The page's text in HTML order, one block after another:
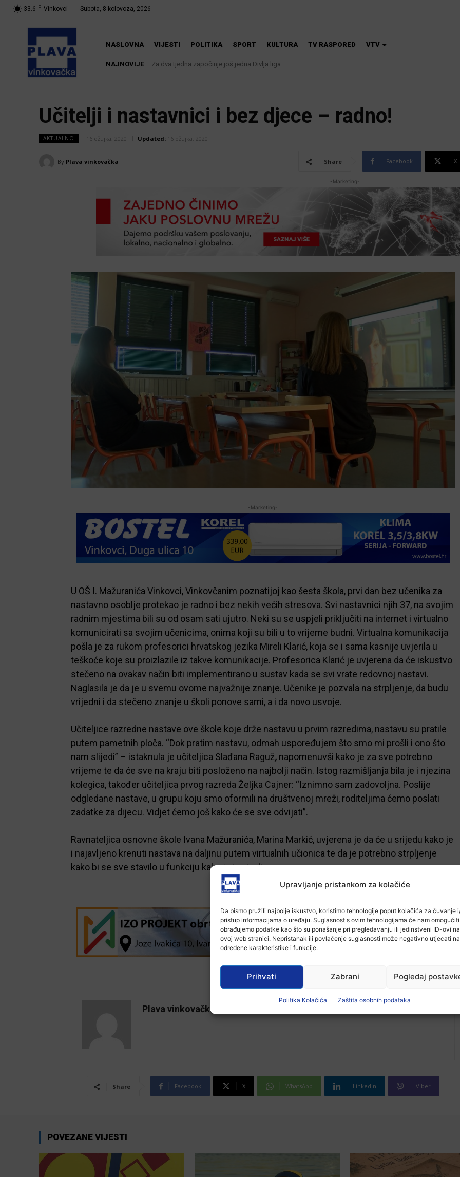
Upravljanje pristankom za kolačiće
Da bismo pružili najbolje iskustvo, koristimo tehnologije poput kolačića za čuvanje
pristup informacijama o uređaju. Suglasnost s ovim tehnologijama će nam
obrađujemo podatke kao što su ponašanje pri pregledavanju ili jedinstveni ID-ovi na
ovoj web stranici. Nepristanak ili povlačenje suglasnosti može negativno utjecati na
određene karakteristike i funkcije.
Prihvati Zabrani Pogledaj
Politika Kolačića Zaštita osobnih podataka
33.6 C Vinkovci Subota, 8 kolovoza, 2026
NASLOVNA VIJESTI POLITIKA SPORT KULTURA TV RASPORED VTV
NAJNOVIJE Za dva tjedna započinje još jedna Divlja liga
U Županji održana Ljetna škola magije
Učitelji i nastavnici i bez djece – radno!
AKTUALNO 16 ožujka, 2020 Updated: 16 ožujka, 2020
By Plava vinkovačka Share Facebook X
-Marketing-
-Marketing-
U OŠ I. Mažuranića Vinkovci, Vinkovčanim poznatijoj kao šesta škola, prvi dan bez učenika za
nastavno osoblje protekao je radno i bez nekih većih stresova. Svi nastavnici njih 37, na svojim
radnim mjestima bili su od osam sati ujutro. Neki su se uspjeli priključiti na internet i virtualno
komunicirati sa svojim učenicima, onima koji su bili u to vrijeme budni. Virtualna komunikacija
pošla je za rukom profesorici hrvatskog jezika Mireli Klarić, koja se i sama kasnije uvjerila u
teškoće koje su proizlazile iz takve komunikacije. Profesorica Klarić je uvjerena da će iskustvo
stečeno na ovakav način biti implementirano u sustav kada se svi vrate redovnoj nastavi.
Naglasila je da je u svemu ovome najvažnije znanje. Učenike je pozvala na strpljenje, da budu
vrijedni i da stečeno znanje u školi ponove sami, a i da novo usvoje.
Učiteljice razredne nastave ove škole koje drže nastavu u prvim razredima, nastavu su pratile
putem pametnih ploča. “Dok pratim nastavu, odmah uspoređujem što smo mi prošli i ono što
nam slijedi” – istaknula je učiteljica Slađana Raguž, napomenuvši kako je za sve potrebno
vrijeme te da će sve na kraju biti posloženo na najbolji način. Istog razmišljanja bila je i njezina
kolegica, također učiteljica prvog razreda Željka Cajner: “Iznimno sam zadovoljna. Poslije
odgledane nastave, u grupu koju smo oformili na društvenoj mreži, roditeljima ćemo poslati
zadatke za dijecu. Vidjet ćemo još kako će se sve odvijati”.
Ravnateljica osnovne škole Ivana Mažuranića, Marina Markić, uvjerena je da će u srijedu kako je
i najavljeno krenuti nastava na daljinu putem virtualnih učionica te da je potrebno strpljenje
kako bi se sve stavilo u funkciju kako je i najavljeno.
Plava vinkovačka
Share Facebook X WhatsApp Linkedin Viber
POVEZANE VIJESTI